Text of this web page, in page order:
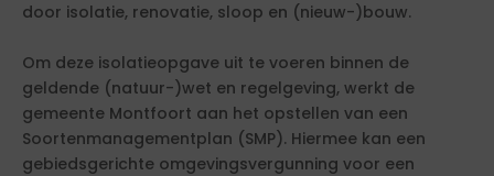
door isolatie, renovatie, sloop en (nieuw-)bouw.
Om deze isolatieopgave uit te voeren binnen de
geldende (natuur-)wet en regelgeving, werkt de
gemeente Montfoort aan het opstellen van een
Soortenmanagementplan (SMP). Hiermee kan een
gebiedsgerichte omgevingsvergunning voor een